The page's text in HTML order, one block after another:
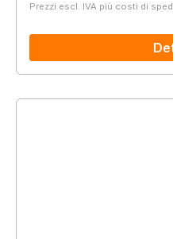
Prezzi escl. IVA più costi di